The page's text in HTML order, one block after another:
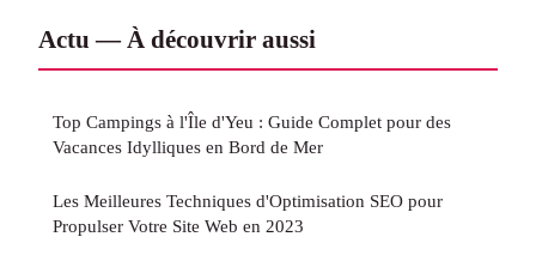
Actu — À découvrir aussi
Top Campings à l'Île d'Yeu : Guide Complet pour des
Vacances Idylliques en Bord de Mer
Les Meilleures Techniques d'Optimisation SEO pour
Propulser Votre Site Web en 2023